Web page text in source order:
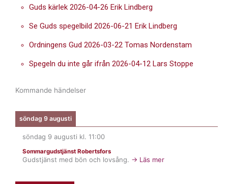
Guds kärlek 2026-04-26 Erik Lindberg
Se Guds spegelbild 2026-06-21 Erik Lindberg
Ordningens Gud 2026-03-22 Tomas Nordenstam
Spegeln du inte går ifrån 2026-04-12 Lars Stoppe
Kommande händelser
söndag 9 augusti
söndag 9 augusti kl. 11:00
Sommargudstjänst Robertsfors
Gudstjänst med bön och lovsång. → Läs mer